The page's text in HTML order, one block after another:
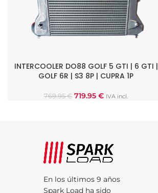
AÑADIR AL CARRITO
INTERCOOLER DO88 GOLF 5 GTI | 6 GTI |
GOLF 6R | S3 8P | CUPRA 1P
769.95€ 719.95 € IVA incl.
En los últimos 9 años
Spark Load ha sido